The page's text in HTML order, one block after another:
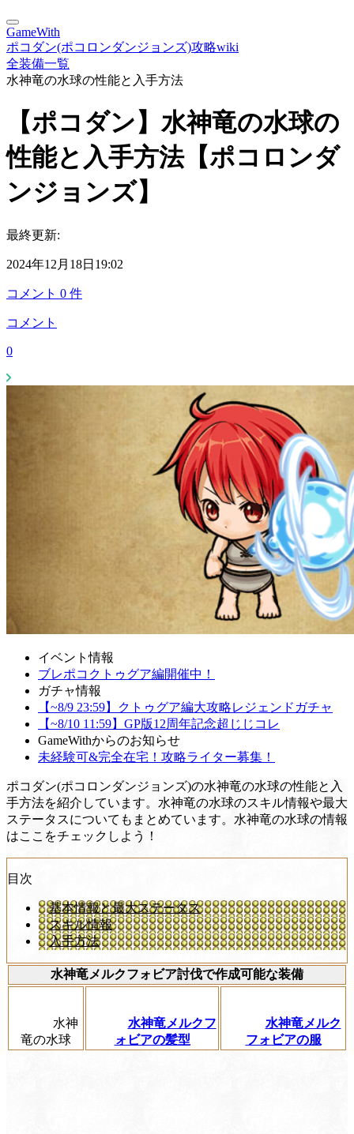
GameWith
ポコダン(ポコロンダンジョンズ)攻略wiki
全装備一覧
水神竜の水球の性能と入手方法
【ポコダン】水神竜の水球の
性能と入手方法【ポコロンダ
ンジョンズ】
最終更新:
2024年12月18日19:02
コメント 0 件
コメント
0
イベント情報
ブレポコクトゥグア編開催中！
ガチャ情報
【~8/9 23:59】クトゥグア編大攻略レジェンドガチャ
【~8/10 11:59】GP版12周年記念超じじコレ
GameWithからのお知らせ
未経験可&完全在宅！攻略ライター募集！
ポコダン(ポコロンダンジョンズ)の水神竜の水球の性能と入
手方法を紹介しています。水神竜の水球のスキル情報や最大
ステータスについてもまとめています。水神竜の水球の情報
はここをチェックしよう！
目次
基本情報と最大ステータス
スキル情報
入手方法
水神竜メルクフォビア討伐で作成可能な装備
水神
竜の水球
水神竜メルクフ
ォビアの髪型
水神竜メルク
フォビアの服